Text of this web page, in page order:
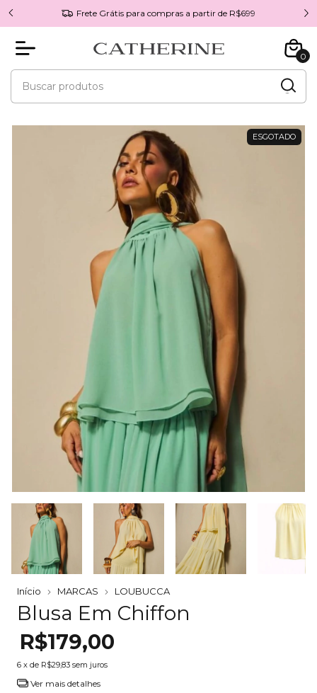
Frete Grátis para compras a partir de R$699
0
ESGOTADO
Início MARCAS LOUBUCCA
Blusa Em Chiffon
R$179,00
6 x de R$29,83 sem juros
Ver mais detalhes